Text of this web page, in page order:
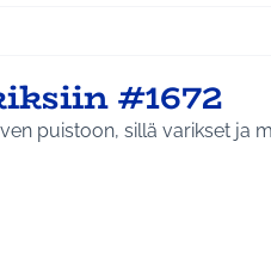
#1672
puistoon, sillä varikset ja
Hyrylä
mukaan: Ympäristö